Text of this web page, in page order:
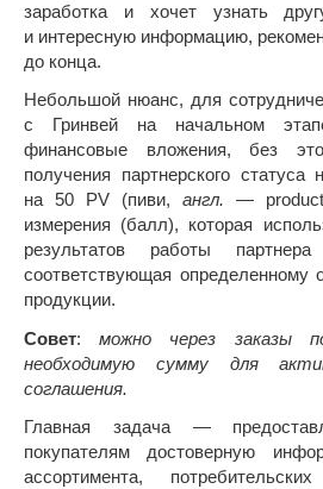
заработка и хочет узнать
и интересную информацию,
до конца.
Небольшой нюанс, для
с Гринвей на начальном
финансовые вложения, без
получения партнерского статуса
на 50 PV (пиви, англ. —
измерения (балл), которая
результатов работы
соответствующая определенному
продукции.
Совет:можно через заказы
необходимую сумму для
соглашения.
Главная задача —
покупателям достоверную
ассортимента,